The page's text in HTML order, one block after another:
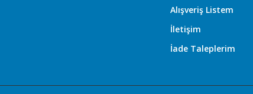
Alışveriş Listem
İletişim
İade Taleplerim